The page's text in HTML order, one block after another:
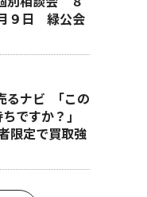
９日 緑公会
るナビ ｢この
ちですか？｣
限定で買取強